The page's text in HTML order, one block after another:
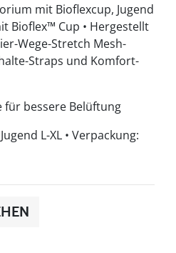
mit Bioflexcup, Jugend
Bioflex™ Cup • Hergestellt
Wege-Stretch Mesh-
Straps und Komfort-
für bessere Belüftung
L-XL • Verpackung: